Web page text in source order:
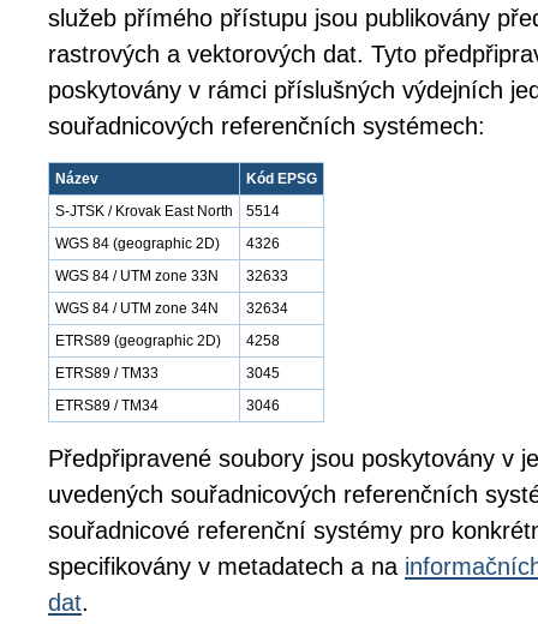
služeb přímého přístupu jsou publikovány
rastrových a vektorových dat. Tyto
poskytovány v rámci příslušných výdejních
souřadnicových referenčních systémech:
Název
Kód EPSG
S-JTSK / Krovak East North
5514
WGS 84 (geographic 2D)
4326
WGS 84 / UTM zone 33N
32633
WGS 84 / UTM zone 34N
32634
ETRS89 (geographic 2D)
4258
ETRS89 / TM33
3045
ETRS89 / TM34
3046
Předpřipravené soubory jsou poskytovány v
uvedených souřadnicových referenčních
souřadnicové referenční systémy pro
specifikovány v metadatech a na
dat.